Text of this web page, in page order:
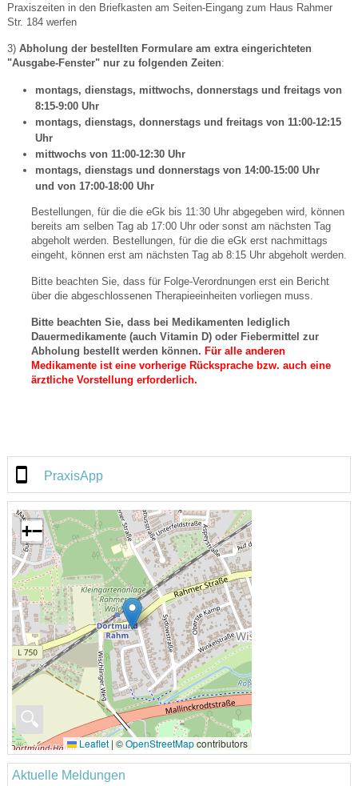
Praxiszeiten in den Briefkasten am Seiten-Eingang zum Haus Rahmer
Str. 184 werfen
3) Abholung der bestellten Formulare am extra eingerichteten
"Ausgabe-Fenster" nur zu folgenden Zeiten:
montags, dienstags, mittwochs, donnerstags und freitags von
8:15-9:00 Uhr
montags, dienstags, donnerstags und freitags von 11:00-12:15
Uhr
mittwochs von 11:00-12:30 Uhr
montags, dienstags und donnerstags von 14:00-15:00 Uhr
und von 17:00-18:00 Uhr
Bestellungen, für die die eGk bis 11:30 Uhr abgegeben wird, können
bereits am selben Tag ab 17:00 Uhr oder sonst am nächsten Tag
abgeholt werden. Bestellungen, für die die eGk erst nachmittags
eingeht, können erst am nächsten Tag ab 8:15 Uhr abgeholt werden.
Bitte beachten Sie, dass für Folge-Verordnungen erst ein Bericht
über die abgeschlossenen Therapieeinheiten vorliegen muss.
Bitte beachten Sie, dass bei Medikamenten lediglich
Dauermedikamente (auch Vitamin D) oder Fiebermittel zur
Abholung bestellt werden können. Für alle anderen
Medikamente ist eine vorherige Rücksprache bzw. auch eine
ärztliche Vorstellung erforderlich.
PraxisApp
🔍
+−
Leaflet | ©OpenStreetMapcontributors
Aktuelle Meldungen